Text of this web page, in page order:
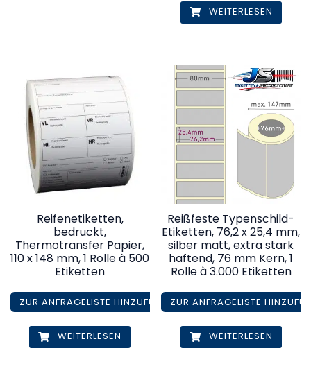
WEITERLESEN
Reifenetiketten,
bedruckt,
Thermotransfer Papier,
110 x 148 mm, 1 Rolle à 500
Etiketten
ZUR ANFRAGELISTE HINZUFÜGEN
WEITERLESEN
Reißfeste Typenschild-
Etiketten, 76,2 x 25,4 mm,
silber matt, extra stark
haftend, 76 mm Kern, 1
Rolle à 3.000 Etiketten
ZUR ANFRAGELISTE
WEITERLESEN